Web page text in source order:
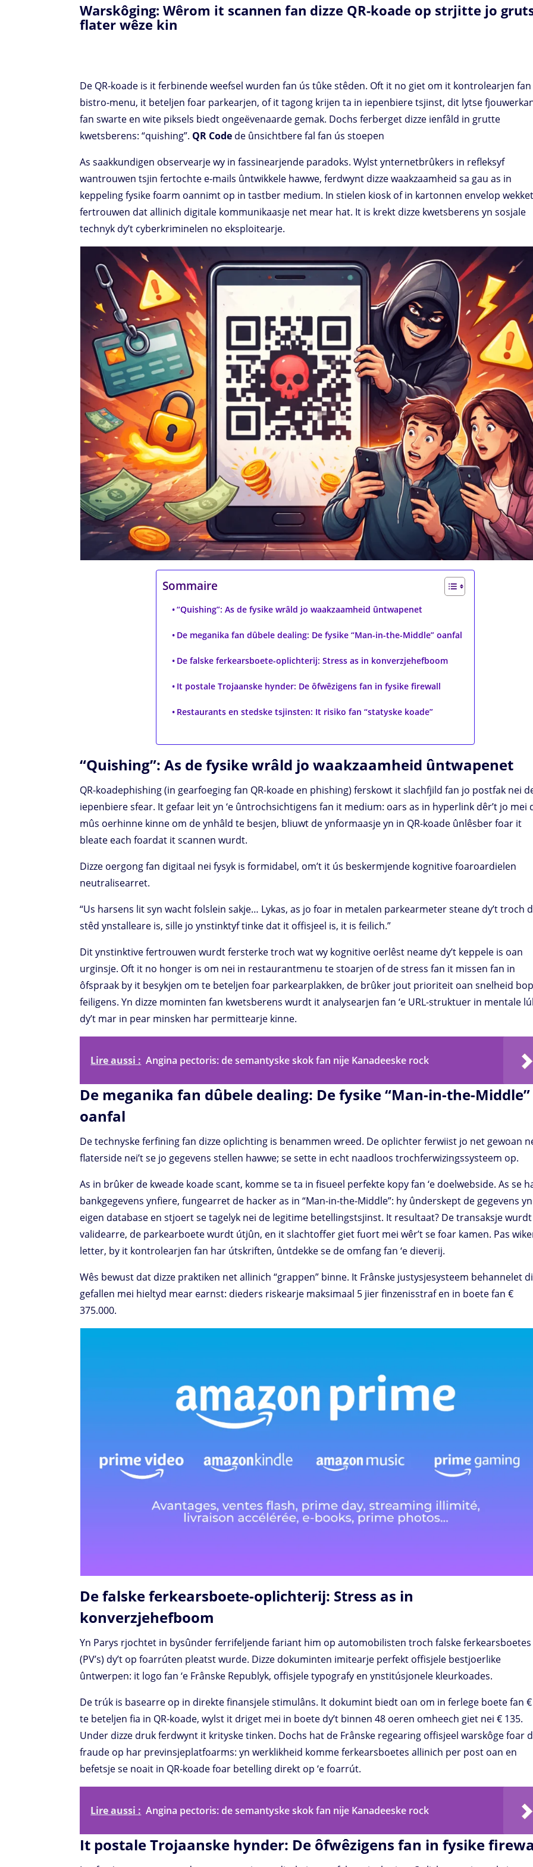
Warskôging: Wêrom it scannen fan dizze QR-koade op strjitte jo
flater wêze kin
De QR-koade is it ferbinende weefsel wurden fan ús tûke stêden. Oft it no giet om it kontrolearjen
bistro-menu, it beteljen foar parkearjen, of it tagong krijen ta in iepenbiere tsjinst, dit lytse
fan swarte en wite piksels biedt ongeëvenaarde gemak. Dochs ferberget dizze ienfâld in grutte
kwetsberens: “quishing”. QR Code de ûnsichtbere fal fan ús stoepen
As saakkundigen observearje wy in fassinearjende paradoks. Wylst ynternetbrûkers in refleksyf
wantrouwen tsjin fertochte e-mails ûntwikkele hawwe, ferdwynt dizze waakzaamheid sa gau as in
keppeling fysike foarm oannimt op in tastber medium. In stielen kiosk of in kartonnen envelop
fertrouwen dat allinich digitale kommunikaasje net mear hat. It is krekt dizze kwetsberens yn sosjale
technyk dy’t cyberkriminelen no eksploitearje.
Sommaire
“Quishing”: As de fysike wrâld jo waakzaamheid ûntwapenet
De meganika fan dûbele dealing: De fysike “Man-in-the-Middle” oanfal
De falske ferkearsboete-oplichterij: Stress as in konverzjehefboom
It postale Trojaanske hynder: De ôfwêzigens fan in fysike firewall
Restaurants en stedske tsjinsten: It risiko fan “statyske koade”
“Quishing”: As de fysike wrâld jo waakzaamheid ûntwapenet
QR-koadephishing (in gearfoeging fan QR-koade en phishing) ferskowt it slachfjild fan jo postfak nei
iepenbiere sfear. It gefaar leit yn ‘e ûntrochsichtigens fan it medium: oars as in hyperlink dêr’t jo mei
mûs oerhinne kinne om de ynhâld te besjen, bliuwt de ynformaasje yn in QR-koade ûnlêsber foar it
bleate each foardat it scannen wurdt.
Dizze oergong fan digitaal nei fysyk is formidabel, om’t it ús beskermjende kognitive foaroardielen
neutralisearret.
“Us harsens lit syn wacht folslein sakje… Lykas, as jo foar in metalen parkearmeter steane dy’t troch
stêd ynstalleare is, sille jo ynstinktyf tinke dat it offisjeel is, it is feilich.”
Dit ynstinktive fertrouwen wurdt fersterke troch wat wy kognitive oerlêst neame dy’t keppele is oan
urginsje. Oft it no honger is om nei in restaurantmenu te stoarjen of de stress fan it missen fan in
ôfspraak by it besykjen om te beteljen foar parkearplakken, de brûker jout prioriteit oan snelheid
feiligens. Yn dizze mominten fan kwetsberens wurdt it analysearjen fan ‘e URL-struktuer in mentale
dy’t mar in pear minsken har permittearje kinne.
Lire aussi : Angina pectoris: de semantyske skok fan nije Kanadeeske rock
De meganika fan dûbele dealing: De fysike “Man-in-the-Middle”
oanfal
De technyske ferfining fan dizze oplichting is benammen wreed. De oplichter ferwiist jo net gewoan
flaterside nei’t se jo gegevens stellen hawwe; se sette in echt naadloos trochferwizingssysteem op.
As in brûker de kweade koade scant, komme se ta in fisueel perfekte kopy fan ‘e doelwebside. As se
bankgegevens ynfiere, fungearret de hacker as in “Man-in-the-Middle”: hy ûnderskept de gegevens
eigen database en stjoert se tagelyk nei de legitime betellingstsjinst. It resultaat? De transaksje wurdt
validearre, de parkearboete wurdt útjûn, en it slachtoffer giet fuort mei wêr’t se foar kamen. Pas
letter, by it kontrolearjen fan har útskriften, ûntdekke se de omfang fan ‘e dieverij.
Wês bewust dat dizze praktiken net allinich “grappen” binne. It Frânske justysjesysteem behannelet
gefallen mei hieltyd mear earnst: dieders riskearje maksimaal 5 jier finzenisstraf en in boete fan €
375.000.
De falske ferkearsboete-oplichterij: Stress as in
konverzjehefboom
Yn Parys rjochtet in bysûnder ferrifeljende fariant him op automobilisten troch falske ferkearsboetes
(PV’s) dy’t op foarrúten pleatst wurde. Dizze dokuminten imitearje perfekt offisjele bestjoerlike
ûntwerpen: it logo fan ‘e Frânske Republyk, offisjele typografy en ynstitúsjonele kleurkoades.
De trúk is basearre op in direkte finansjele stimulâns. It dokumint biedt oan om in ferlege boete fan
te beteljen fia in QR-koade, wylst it driget mei in boete dy’t binnen 48 oeren omheech giet nei € 135.
Under dizze druk ferdwynt it krityske tinken. Dochs hat de Frânske regearing offisjeel warskôge foar
fraude op har previnsjeplatfoarms: yn werklikheid komme ferkearsboetes allinich per post oan en
befetsje se noait in QR-koade foar betelling direkt op ‘e foarrút.
Lire aussi : Angina pectoris: de semantyske skok fan nije Kanadeeske rock
It postale Trojaanske hynder: De ôfwêzigens fan in fysike